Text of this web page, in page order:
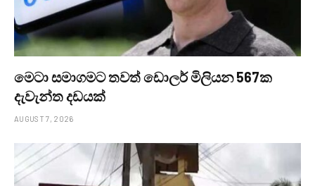
මෙටා සමාගමට තවත් ඩොලර් මිලියන 567ක
දැවැන්ත දඩයක්
AUGUST 7, 2026